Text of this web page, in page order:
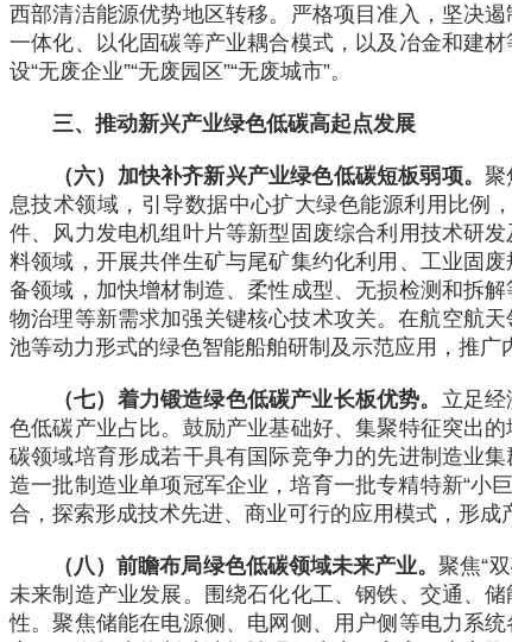
西部清洁能源优势地区转移。严格项目准入，坚决
一体化、以化固碳等产业耦合模式，以及冶金和建
设“无废企业”“无废园区”“无废城市”。
三、推动新兴产业绿色低碳高起点发展
（六）加快补齐新兴产业绿色低碳短板弱项。 聚
息技术领域，引导数据中心扩大绿色能源利用比例
件、风力发电机组叶片等新型固废综合利用技术研
料领域，开展共伴生矿与尾矿集约化利用、工业固
备领域，加快增材制造、柔性成型、无损检测和拆
物治理等新需求加强关键核心技术攻关。在航空航
池等动力形式的绿色智能船舶研制及示范应用，推广
（七）着力锻造绿色低碳产业长板优势。 立足
色低碳产业占比。鼓励产业基础好、集聚特征突出
碳领域培育形成若干具有国际竞争力的先进制造业
造一批制造业单项冠军企业，培育一批专精特新“小
合，探索形成技术先进、商业可行的应用模式，形成
（八）前瞻布局绿色低碳领域未来产业。聚焦“
未来制造产业发展。围绕石化化工、钢铁、交通、
性。聚焦储能在电源侧、电网侧、用户侧等电力系